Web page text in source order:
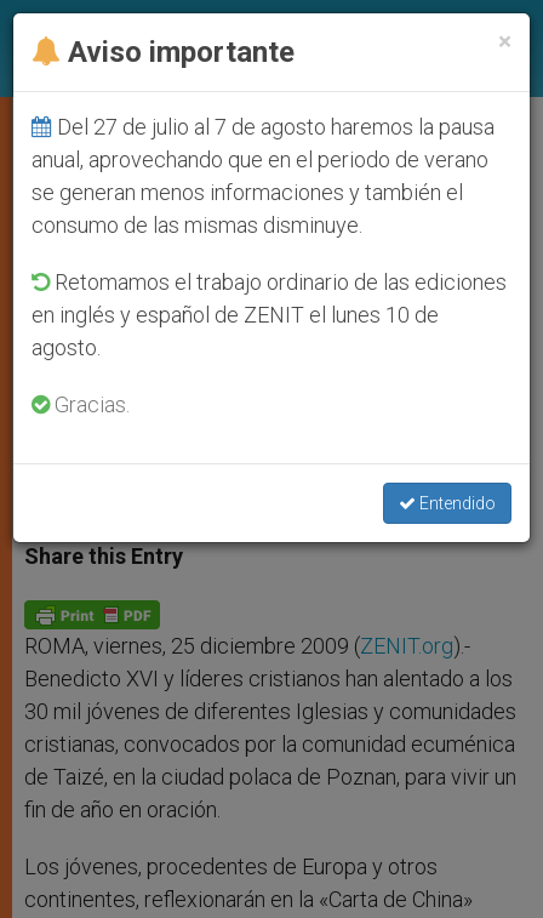
Fin de año en oración para
30.000 jóvenes congregados por
Taizé en Polonia
Reciben el apoyo del Papa y de líderes
LOCAL
t
s
p
p
s
e
g
e
r
e
b
o
k
t r
Share this Entry
ROMA, viernes, 25 diciembre 2009 (ZENIT.org).-
Benedicto XVI y líderes cristianos han alentado a los
30 mil jóvenes de diferentes Iglesias y comunidades
cristianas, convocados por la comunidad ecuménica
de Taizé, en la ciudad polaca de Poznan, para vivir un
fin de año en oración.
Los jóvenes, procedentes de Europa y otros
continentes, reflexionarán en la «Carta de China»
×
Aviso importante
Del 27 de julio al 7 de agosto haremos la pausa
anual, aprovechando que en el periodo de verano
se generan menos informaciones y también el
consumo de las mismas disminuye.
Retomamos el trabajo ordinario de las ediciones
en inglés y español de ZENIT el lunes 10 de
agosto.
Gracias.
Entendido